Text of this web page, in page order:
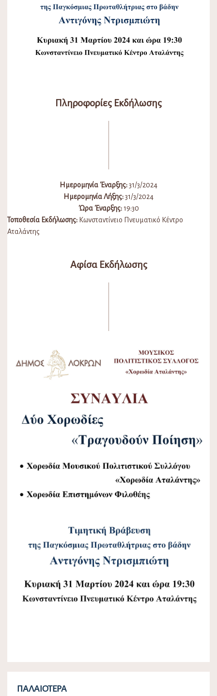
Πληροφορίες Εκδήλωσης
Ημερομηνία Έναρξης:31/3/2024
Ημερομηνία Λήξης:31/3/2024
Ώρα Έναρξης:19:30
Τοποθεσία Εκδήλωσης: Κωνσταντίνειο Πνευματικό Κέντρο
Αταλάντης
Αφίσα Εκδήλωσης
ΠΑΛΑΙΌΤΕΡΑ